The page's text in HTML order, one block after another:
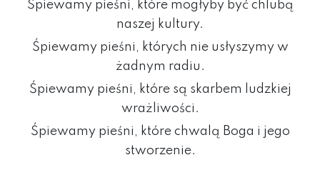
Śpiewamy pieśni, które mogłyby być chlubą
naszej kultury.
Śpiewamy pieśni, których nie usłyszymy w
żadnym radiu.
Śpiewamy pieśni, które są skarbem ludzkiej
wrażliwości.
Śpiewamy pieśni, które chwalą Boga i jego
stworzenie.